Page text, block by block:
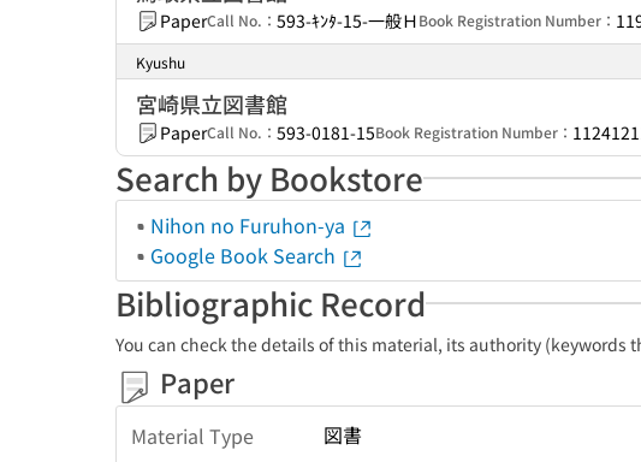
PaperCall No.： 593-ｷﾝﾀ-15-一般ＨBook Registration Number：
Kyushu
宮崎県立図書館
PaperCall No.： 593-0181-15Book Registration Number：
Search by Bookstore
Nihon no Furuhon-ya
Google Book Search
Bibliographic Record
You can check the details of this material, its authority
Paper
Material Type 図書